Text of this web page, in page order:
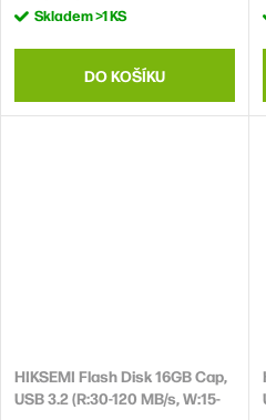
Skladem>1 KS
DO KOŠÍKU
HIKSEMI Flash Disk 16GB Cap,
USB 3.2 (R:30-120 MB/s, W:15-